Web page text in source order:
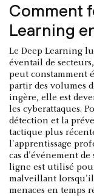
Comment
Learning
Le Deep Learning
éventail de
peut constamment
partir des volumes
ingère, elle est
les cyberattaques.
détection et la
tactique plus
l'apprentissage
cas d'événement
ligne est utilisé
malveillant lorsqu'il
menaces en temps